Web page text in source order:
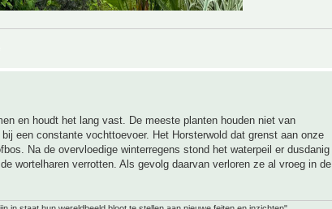
en houdt het lang vast. De meeste planten houden niet van
een constante vochttoevoer. Het Horsterwold dat grenst aan onze
Na de overvloedige winterregens stond het waterpeil er dusdanig
wortelharen verrotten. Als gevolg daarvan verloren ze al vroeg in de